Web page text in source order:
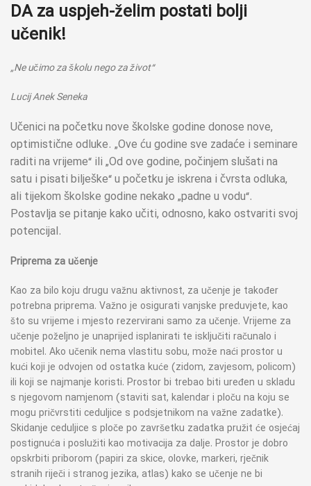
DA za uspjeh-želim postati bolji
učenik!
„Ne učimo za školu nego za život“
Lucij Anek Seneka
Učenici na početku nove školske godine donose nove,
optimistične odluke. „Ove ću godine sve zadaće i seminare
raditi na vrijeme“ ili „Od ove godine, počinjem slušati na
satu i pisati bilješke“ u početku je iskrena i čvrsta odluka,
ali tijekom školske godine nekako „padne u vodu“.
Postavlja se pitanje kako učiti, odnosno, kako ostvariti svoj
potencijal.
Priprema za učenje
Kao za bilo koju drugu važnu aktivnost, za učenje je također
potrebna priprema. Važno je osigurati vanjske preduvjete, kao
što su vrijeme i mjesto rezervirani samo za učenje. Vrijeme za
učenje poželjno je unaprijed isplanirati te isključiti računalo i
mobitel. Ako učenik nema vlastitu sobu, može naći prostor u
kući koji je odvojen od ostatka kuće (zidom, zavjesom, policom)
ili koji se najmanje koristi. Prostor bi trebao biti uređen u skladu
s njegovom namjenom (staviti sat, kalendar i ploču na koju se
mogu pričvrstiti ceduljice s podsjetnikom na važne zadatke).
Skidanje ceduljice s ploče po završetku zadatka pružit će osjećaj
postignuća i poslužiti kao motivacija za dalje. Prostor je dobro
opskrbiti priborom (papiri za skice, olovke, markeri, rječnik
stranih riječi i stranog jezika, atlas) kako se učenje ne bi